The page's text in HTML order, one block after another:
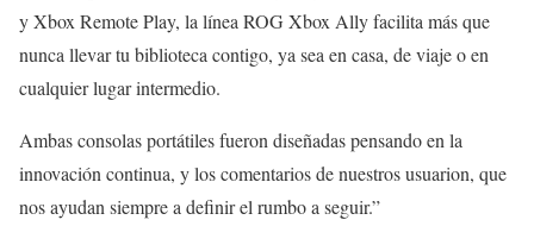
y Xbox Remote Play, la línea ROG Xbox Ally facilita más que
nunca llevar tu biblioteca contigo, ya sea en casa, de viaje o en
cualquier lugar intermedio.
Ambas consolas portátiles fueron diseñadas pensando en la
innovación continua, y los comentarios de nuestros usuarion, que
nos ayudan siempre a definir el rumbo a seguir.”